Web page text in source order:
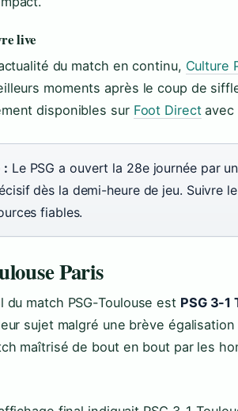
live
du match en continu, Culture
moments après le coup de
disponibles sur Foot Directavec
: Le PSG a ouvert la 28e journée par
dès la demi-heure de jeu. Suivre
fiables.
Paris
du match PSG-Toulouse est PSG 3-1
sujet malgré une brève
maîtrisé de bout en bout par les